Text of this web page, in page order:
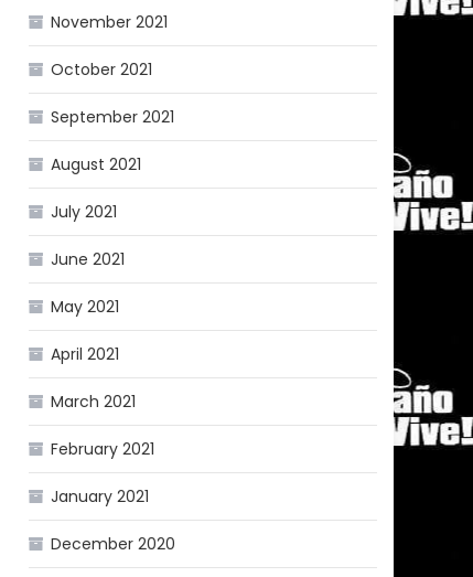
November 2021
October 2021
September 2021
August 2021
July 2021
June 2021
May 2021
April 2021
March 2021
February 2021
January 2021
December 2020